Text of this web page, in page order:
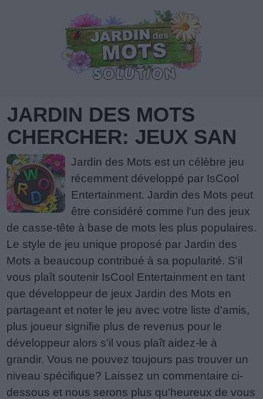
JARDIN DES MOTS
CHERCHER: JEUX SAN
Jardin des Mots est un célèbre jeu
récemment développé par IsCool
Entertainment. Jardin des Mots peut
être considéré comme l'un des jeux
de casse-tête à base de mots les plus populaires.
Le style de jeu unique proposé par Jardin des
Mots a beaucoup contribué à sa popularité. S'il
vous plaît soutenir IsCool Entertainment en tant
que développeur de jeux Jardin des Mots en
partageant et noter le jeu avec votre liste d'amis,
plus joueur signifie plus de revenus pour le
développeur alors s'il vous plaît aidez-le à
grandir. Vous ne pouvez toujours pas trouver un
niveau spécifique? Laissez un commentaire ci-
dessous et nous serons plus qu'heureux de vous